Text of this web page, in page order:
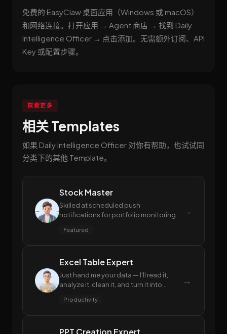
免费的 EasyClaw 桌面应用（Windows 或 macOS）
和网络连接。打开应用 → Agent 商店 → 找到 Daily
Intelligence Officer → 点击添加。无需额外订阅、API
Key 或配置步骤。
探索更多
相关 Templates
如果 Daily Intelligence Officer 对你有帮助，也试试同
分类下的其他 Template。
Stock Master
Skilled at scheduled push
notifications for portfolio monitoring
stock research reports, and automatic
Featured
→
Excel Table Expert
Just hand me your data — I'll read it,
analyze it, clean it, and turn it into
to reports, you won't have to worry
Productivity
→
PPT Creation Expert